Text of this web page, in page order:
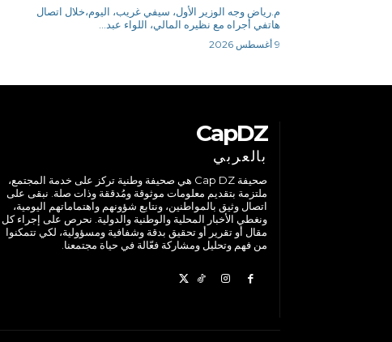
م.رياض وجه الوزير الأول، سيفي غريب، اليوم،خلال اتصال
هاتفي أجراه مع نظيره المالي، اللواء عبد...
9 أغسطس 2026
CapDZ
بالعربي
صحيفة Cap DZ هي صحيفة وطنية تركز على خدمة المجتمع،
ملتزمة بتقديم معلومات موثوقة ومُدققة وذات صلة. نبقى على
اتصال وثيق بالمواطنين، ونتابع شؤونهم واهتماماتهم اليومية،
ونغطي الأخبار المحلية والوطنية والدولية. نحرص على إجراء كل
مقال أو تقرير أو تحقيق بدقة وشفافية ومسؤولية، لكي تتمكنوا
من فهم وتحليل ومشاركة فعّالة في حياة مجتمعنا.